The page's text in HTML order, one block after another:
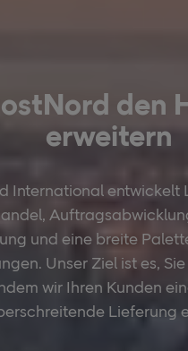
den
erweitern
International entwickelt
und eine breite
Unser Ziel ist es,
wir Ihren Kunden
Lieferung